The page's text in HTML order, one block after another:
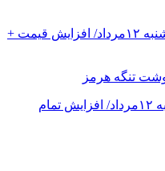
قیمت طلای ۱۸عیار امروز دوشنبه ۱۲مرداد/ افزایش قیمت +
تنگه هرمز
قیمت طلا و سکه امروز دوشنبه ۱۲مرداد/ افزایش تمام